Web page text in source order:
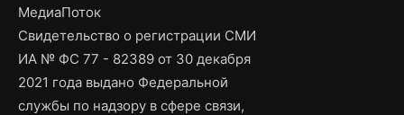
МедиаПоток
Свидетельство о регистрации СМИ
ИА № ФС 77 - 82389 от 30 декабря
2021 года выдано Федеральной
службы по надзору в сфере связи,